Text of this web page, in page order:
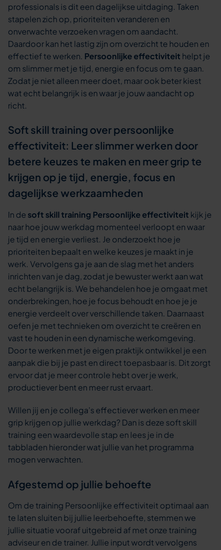
professionals is dit een dagelijkse uitdaging. Taken
stapelen zich op, prioriteiten veranderen en
onverwachte verzoeken vragen om aandacht.
Daardoor kan het lastig zijn om overzicht te houden en
effectief te werken. Persoonlijke effectiviteit helpt je
om slimmer met je tijd, energie en focus om te gaan.
Zodat je niet alleen meer doet, maar ook beter kiest
wat echt belangrijk is en waar je jouw aandacht op
richt.
Soft skill training over persoonlijke
effectiviteit: Leer slimmer werken door
betere keuzes te maken en meer grip te
krijgen op je tijd, energie, focus en
dagelijkse werkzaamheden
In de soft skill training Persoonlijke effectiviteit kijk je
naar hoe jouw werkdag momenteel verloopt en waar
je tijd en energie verliest. Je onderzoekt hoe je
prioriteiten bepaalt en welke keuzes je maakt in je
werk. Vervolgens ga je aan de slag met het anders
inrichten van je dag, zodat je bewuster werkt aan wat
echt belangrijk is. We behandelen hoe je omgaat met
onderbrekingen, hoe je focus behoudt en hoe je je
energie verdeelt over verschillende taken. Daarnaast
oefen je met technieken om overzicht te creëren en
vast te houden in een dynamische werkomgeving.
Door te werken met je eigen praktijk ontwikkel je een
aanpak die bij je past en direct toepasbaar is. Dit zorgt
ervoor dat je meer controle hebt over je werk,
productiever bent en meer rust ervaart.
Willen jij en je collega’s effectiever werken en meer
grip krijgen op jullie werkdag? Dan is deze soft skill
training een waardevolle stap en lees je in de
tabbladen hieronder wat jullie van het programma
mogen verwachten.
Afgestemd op jullie behoefte
Om de training Persoonlijke effectiviteit optimaal aan
te laten sluiten bij jullie leerbehoefte, stemmen we
jullie situatie vooraf uitgebreid af met onze training
adviseur en de trainer. Jullie input wordt vervolgens